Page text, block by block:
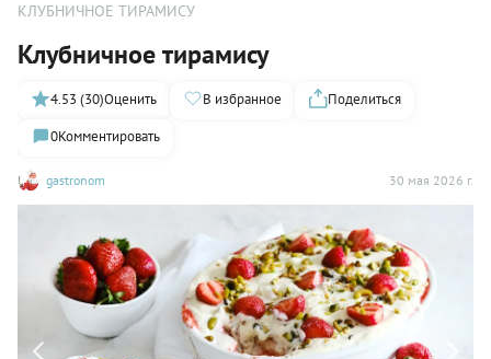
КЛУБНИЧНОЕ ТИРАМИСУ
Клубничное тирамису
gastronom 30 мая 2026 г.
4.53 (30)Оценить В избранное
Поделиться
0Комментировать